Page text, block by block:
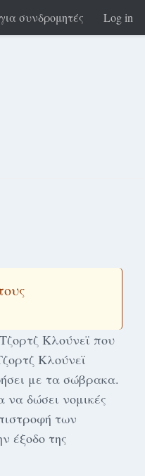
συνδρομητές Log in
Κλούνεϊ που
Κλούνεϊ
με τα σώβρακα.
δώσει νομικές
των
έξοδο της